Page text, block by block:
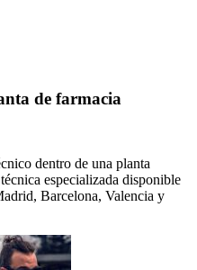
de farmacia
dentro de una planta
especializada disponible
Barcelona, Valencia y